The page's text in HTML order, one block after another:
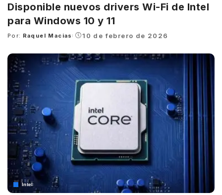
Disponible nuevos drivers Wi-Fi de Intel
para Windows 10 y 11
Posted
Por: Raquel Macias 10 de febrero de 2026
Intel